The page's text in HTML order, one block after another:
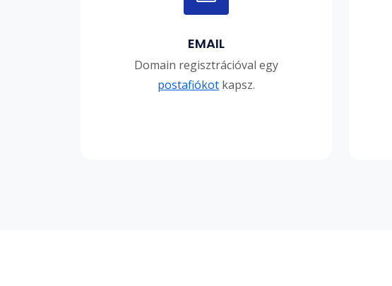
EMAIL
Domain regisztrációval egy
postafiókot kapsz.